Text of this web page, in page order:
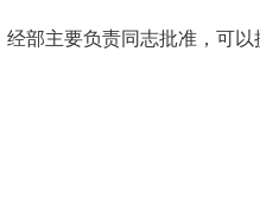
部主要负责同志批准，可以